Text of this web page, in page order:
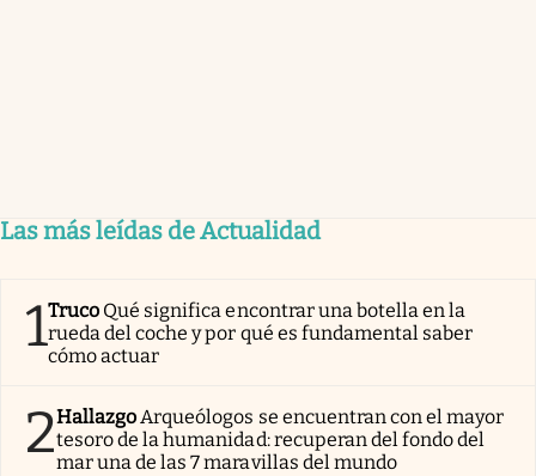
Las más leídas de Actualidad
1Truco Qué significa encontrar una botella en la
rueda del coche y por qué es fundamental saber
cómo actuar
2HallazgoArqueólogos se encuentran con el mayor
tesoro de la humanidad: recuperan del fondo del
mar una de las 7 maravillas del mundo